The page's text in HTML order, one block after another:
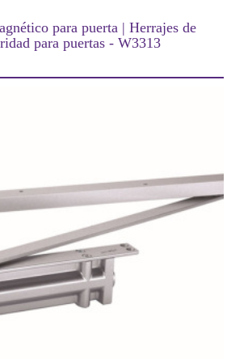
para puerta | Herrajes de
para puertas - W3313